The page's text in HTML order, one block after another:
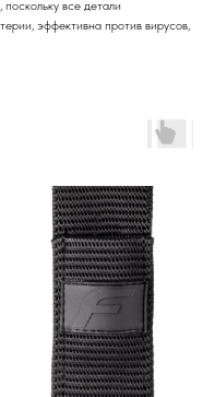
все детали
эффективна против вирусов,